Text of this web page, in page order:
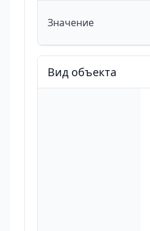
Значение
Вид объекта